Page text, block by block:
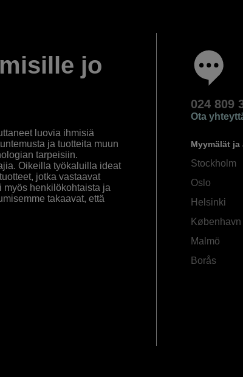
jo
luovia ihmisiä
ja tuotteita muun
tarpeisiin.
Oikeilla työkaluilla ideat
jotka vastaavat
myös henkilökohtaista ja
takaavat, että
024 809
Ota
Myymälät
Stockholm
Oslo
Helsinki
København
Malmö
Borås